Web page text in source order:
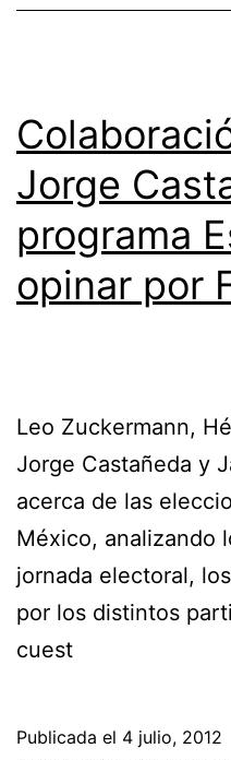
Jorge
programa
opinar por
Leo Zuckermann,
Jorge Castañeda y
acerca de las
México, analizando
jornada electoral,
por los distintos
cuest
Publicada el 4 julio, 2012